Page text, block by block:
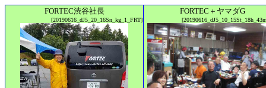
FORTEC渋谷社長
[20190616_dJ5_20_16Sn_kg_1_FRT]
FORTEC＋ヤマダG